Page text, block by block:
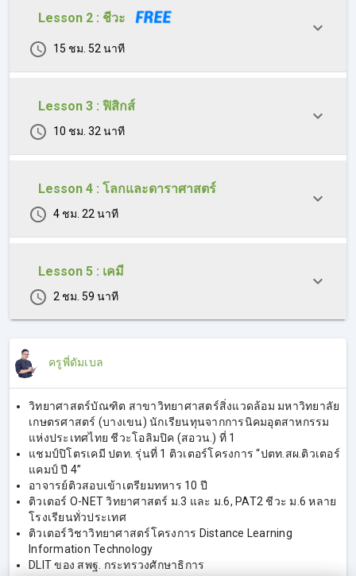
Lesson 2 : ชีวะ
15 ชม. 52 นาที
Lesson 3 : ฟิสิกส์
10 ชม. 32 นาที
Lesson 4 : โลกและดาราศาสตร์
4 ชม. 22 นาที
Lesson 5 : เคมี
2 ชม. 59 นาที
ครูพี่ดัมเบล
วิทยาศาสตร์บัณฑิต สาขาวิทยาศาสตร์สิ่งแวดล้อม มหาวิทยาลัย
เกษตรศาสตร์ (บางเขน) นักเรียนทุนจากการนิคมอุตสาหกรรม
แห่งประเทศไทย ชีวะโอลิมปิค (สอวน.) ที่ 1
แชมป์ปิโตรเคมี ปตท. รุ่นที่ 1 ติวเตอร์โครงการ “ปตท.สผ.ติวเตอร์
แคมป์ ปี 4”
อาจารย์ติวสอบเข้าเตรียมทหาร 10 ปี
ติวเตอร์ O-NET วิทยาศาสตร์ ม.3 และ ม.6, PAT2 ชีวะ ม.6 หลาย
โรงเรียนทั่วประเทศ
ติวเตอร์วิชาวิทยาศาสตร์โครงการ Distance Learning
Information Technology
DLIT ของ สพฐ. กระทรวงศักษาธิการ